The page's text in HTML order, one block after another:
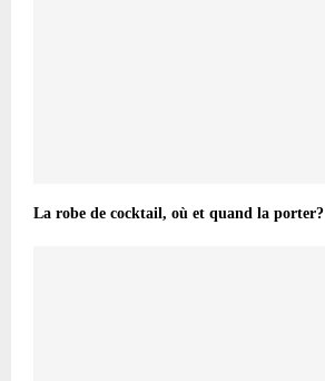
La robe de cocktail, où et quand la porter?